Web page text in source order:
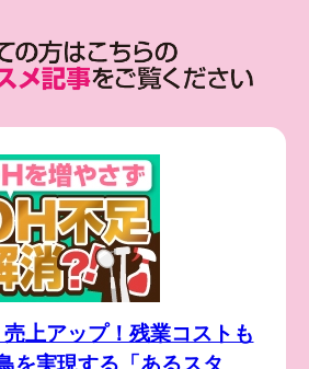
上アップ！残業コストも